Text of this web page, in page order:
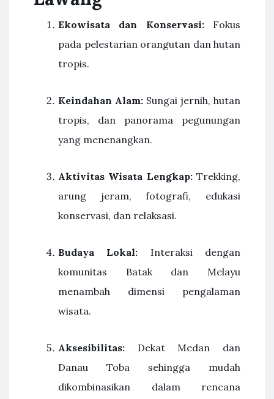
Ekowisata dan Konservasi:Fokus
pada pelestarian orangutan dan hutan
tropis.
Keindahan Alam: Sungai jernih, hutan
tropis, dan panorama pegunungan
yang menenangkan.
Aktivitas Wisata Lengkap:Trekking,
arung jeram, fotografi, edukasi
konservasi, dan relaksasi.
Budaya Lokal: Interaksi dengan
komunitas Batak dan Melayu
menambah dimensi pengalaman
wisata.
Aksesibilitas: Dekat Medan dan
Danau Toba sehingga mudah
dikombinasikan dalam rencana